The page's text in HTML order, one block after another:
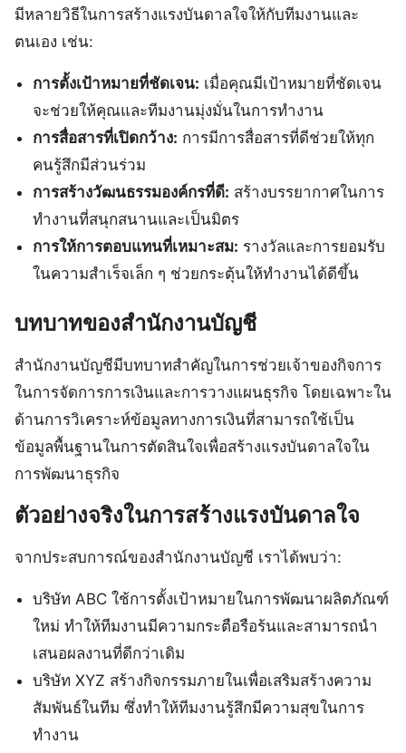
มีหลายวิธีในการสร้างแรงบันดาลใจให้กับทีมงานและ
ตนเอง เช่น:
การตั้งเป้าหมายที่ชัดเจน: เมื่อคุณมีเป้าหมายที่ชัดเจน
จะช่วยให้คุณและทีมงานมุ่งมั่นในการทำงาน
การสื่อสารที่เปิดกว้าง: การมีการสื่อสารที่ดีช่วยให้ทุก
คนรู้สึกมีส่วนร่วม
การสร้างวัฒนธรรมองค์กรที่ดี: สร้างบรรยากาศในการ
ทำงานที่สนุกสนานและเป็นมิตร
การให้การตอบแทนที่เหมาะสม: รางวัลและการยอมรับ
ในความสำเร็จเล็ก ๆ ช่วยกระตุ้นให้ทำงานได้ดีขึ้น
บทบาทของสำนักงานบัญชี
สำนักงานบัญชีมีบทบาทสำคัญในการช่วยเจ้าของกิจการ
ในการจัดการการเงินและการวางแผนธุรกิจ โดยเฉพาะใน
ด้านการวิเคราะห์ข้อมูลทางการเงินที่สามารถใช้เป็น
ข้อมูลพื้นฐานในการตัดสินใจเพื่อสร้างแรงบันดาลใจใน
การพัฒนาธุรกิจ
ตัวอย่างจริงในการสร้างแรงบันดาลใจ
จากประสบการณ์ของสำนักงานบัญชี เราได้พบว่า:
บริษัท ABC ใช้การตั้งเป้าหมายในการพัฒนาผลิตภัณฑ์
ใหม่ ทำให้ทีมงานมีความกระตือรือร้นและสามารถนำ
เสนอผลงานที่ดีกว่าเดิม
บริษัท XYZ สร้างกิจกรรมภายในเพื่อเสริมสร้างความ
สัมพันธ์ในทีม ซึ่งทำให้ทีมงานรู้สึกมีความสุขในการ
ทำงาน